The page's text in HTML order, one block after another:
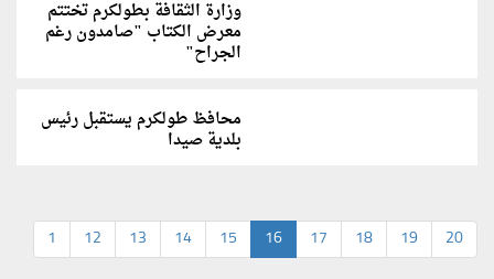
وزارة الثقافة بطولكرم تختتم
معرض الكتاب "صامدون رغم
الجراح"
محافظ طولكرم يستقبل رئيس
بلدية صيدا
1 12 13 14 15 16 17 18 19 20